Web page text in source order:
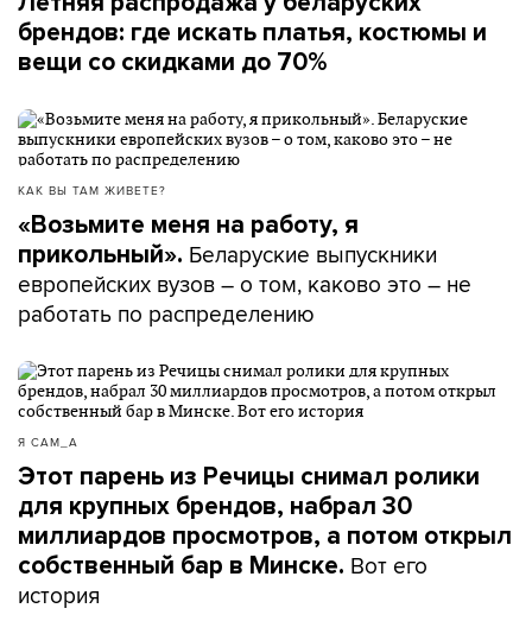
брендов: где искать платья, костюмы и
вещи со скидками до 70%
КАК ВЫ ТАМ ЖИВЕТЕ?
«Возьмите меня на работу, я
прикольный». Беларуские выпускники
европейских вузов – о том, каково это – не
работать по распределению
Я САМ_А
Этот парень из Речицы снимал ролики
для крупных брендов, набрал 30
миллиардов просмотров, а потом открыл
собственный бар в Минске. Вот его
история